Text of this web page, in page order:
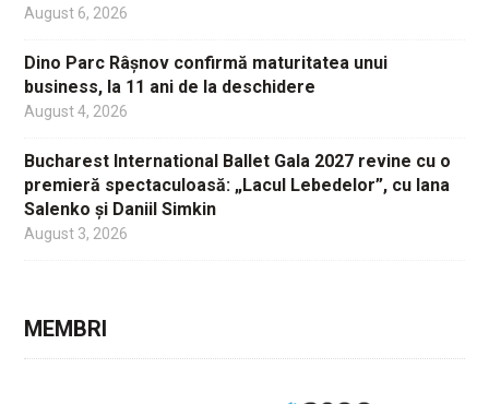
August 6, 2026
Dino Parc Râșnov confirmă maturitatea unui
business, la 11 ani de la deschidere
August 4, 2026
Bucharest International Ballet Gala 2027 revine cu o
premieră spectaculoasă: „Lacul Lebedelor”, cu Iana
Salenko și Daniil Simkin
August 3, 2026
MEMBRI